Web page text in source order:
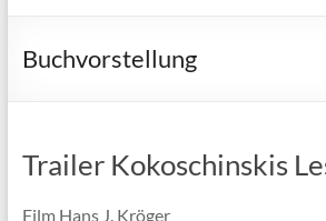
Buchvorstellung
Trailer Kokoschinskis
Film Hans J. Kröger